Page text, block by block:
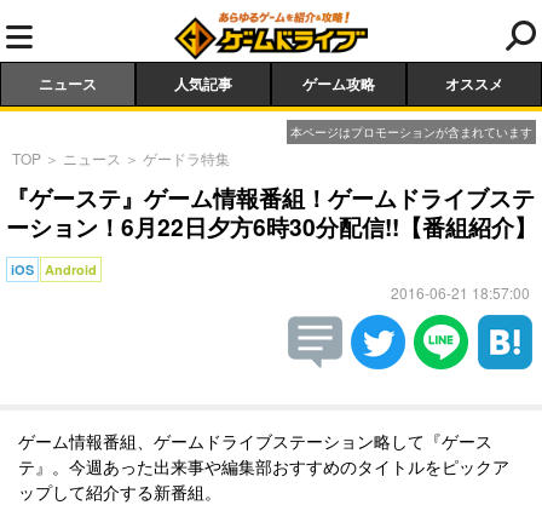
ニュース 人気記事 ゲーム攻略 オススメ
本ページはプロモーションが含まれています
TOP ＞ ニュース ＞ ゲードラ特集
『ゲーステ』ゲーム情報番組！ゲームドライブステ
ーション！6月22日夕方6時30分配信!!【番組紹介】
iOS Android
2016-06-21 18:57:00
ゲーム情報番組、ゲームドライブステーション略して『ゲース
テ』。今週あった出来事や編集部おすすめのタイトルをピックア
ップして紹介する新番組。